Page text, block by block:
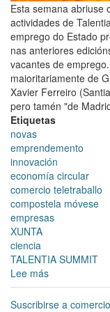
Esta semana abriuse
actividades de
emprego do Estado
nas anteriores
vacantes de
maioritariamente de
Xavier Ferreiro
pero tamén "de
Etiquetas
novas
emprendemento
innovación
economía circular
comercio teletraballo
compostela móvese
empresas
XUNTA
ciencia
TALENTIA SUMMIT
Lee más
Talentia
Summit
Suscribirse a